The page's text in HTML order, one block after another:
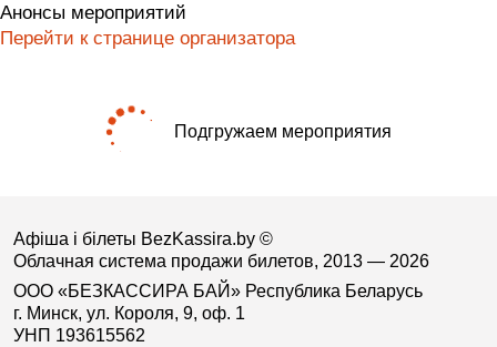
Анонсы мероприятий
Перейти к странице организатора
Подгружаем мероприятия
Афіша і білеты BezKassira.by ©
Облачная система продажи билетов, 2013 — 2026
ООО «БЕЗКАССИРА БАЙ» Республика Беларусь
г. Минск, ул. Короля, 9, оф. 1
УНП 193615562